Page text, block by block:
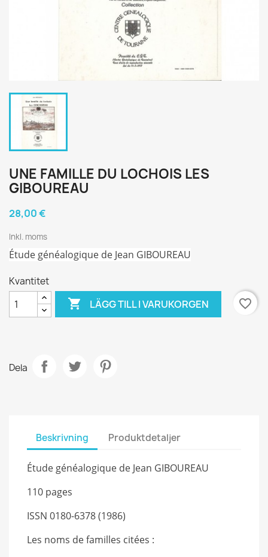
UNE FAMILLE DU LOCHOIS LES
GIBOUREAU
28,00 €
Inkl. moms
Étude généalogique de Jean GIBOUREAU
Kvantitet
 LÄGG TILL I VARUKORGEN favorite_border
Dela
Beskrivning Produktdetaljer
Étude généalogique de Jean GIBOUREAU
110 pages
ISSN 0180-6378 (1986)
Les noms de familles citées :